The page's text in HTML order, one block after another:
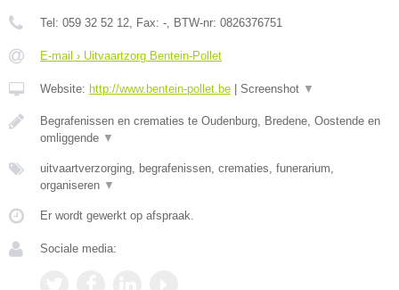
Tel: 059 32 52 12 , Fax: - , BTW-nr: 0826376751
E-mail › Uitvaartzorg Bentein-Pollet
Website: http://www.bentein-pollet.be | Screenshot ▼
Begrafenissen en crematies te Oudenburg, Bredene, Oostende en
omliggende ▼
uitvaartverzorging, begrafenissen, crematies, funerarium,
organiseren ▼
Er wordt gewerkt op afspraak.
Sociale media: